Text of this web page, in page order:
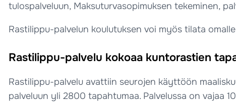
tulospalveluun, Maksuturvasopimuksen tekeminen,
Rastilippu-palvelun koulutuksen voi myös tilata
Rastilippu-palvelu kokoaa kuntorastien
Rastilippu-palvelu avattiin seurojen käyttöön
palveluun yli 2800 tapahtumaa. Palvelussa on vajaa